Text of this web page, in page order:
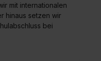
mit internationalen
hinaus setzen wir
bei